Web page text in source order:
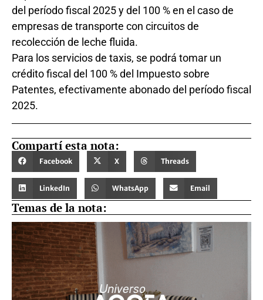
del período fiscal 2025 y del 100 % en el caso de
empresas de transporte con circuitos de
recolección de leche fluida.
Para los servicios de taxis, se podrá tomar un
crédito fiscal del 100 % del Impuesto sobre
Patentes, efectivamente abonado del período fiscal
2025.
Compartí esta nota:
Facebook X Threads
LinkedIn WhatsApp Email
Temas de la nota: